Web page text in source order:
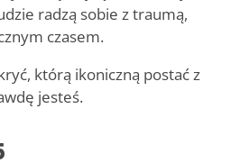
radzą sobie z traumą,
czasem.
którą ikoniczną postać z
jesteś.